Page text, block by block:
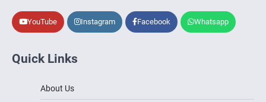
YouTube Instagram Facebook Whatsapp
Quick Links
About Us